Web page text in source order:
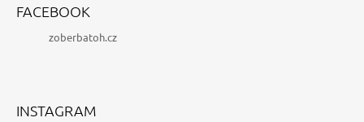
FACEBOOK
zoberbatoh.cz
INSTAGRAM